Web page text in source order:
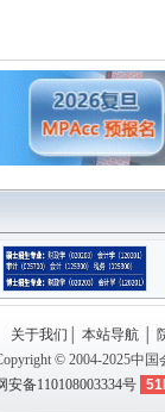
关于我们 本站导航│
© 2004-2025中国
安备110108003334号